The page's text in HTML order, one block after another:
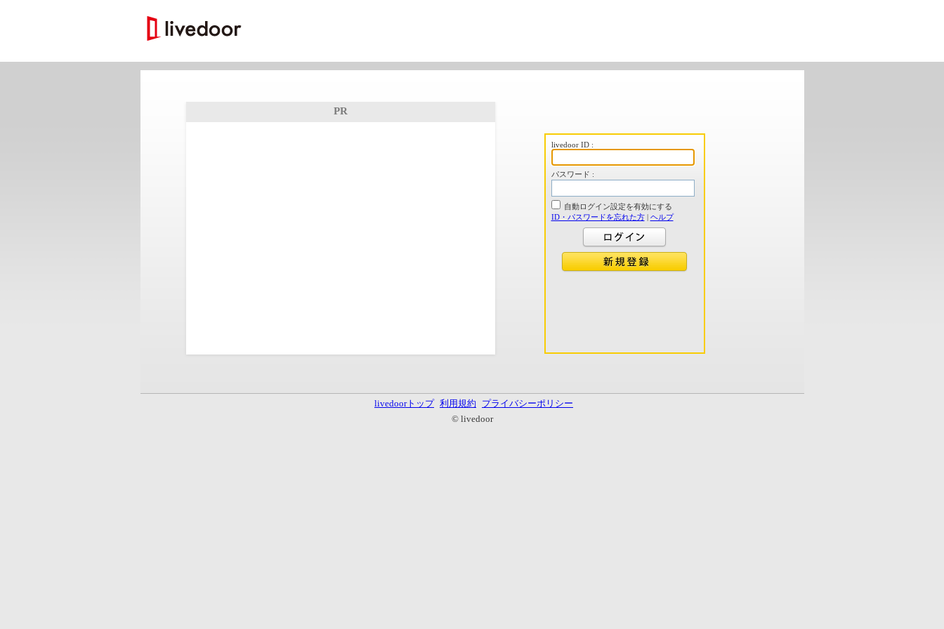
PR
livedoor ID :
パスワード :
自動ログイン設定を有効にする
ID・パスワードを忘れた方| ヘルプ
livedoorトップ 利用規約
プライバシーポリシー
© livedoor